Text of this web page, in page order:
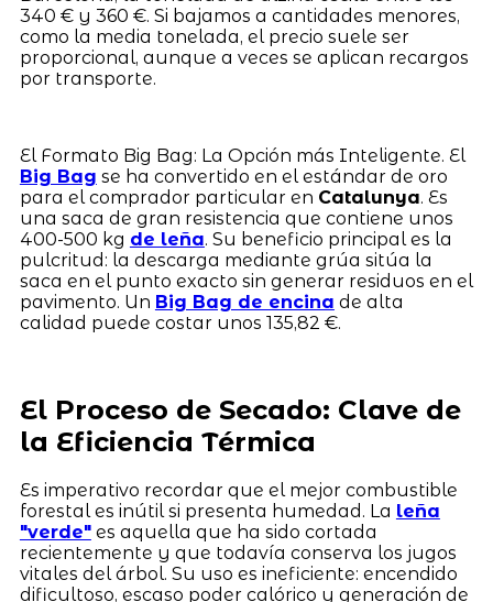
340 € y 360 €. Si bajamos a cantidades menores,
como la media tonelada, el precio suele ser
proporcional, aunque a veces se aplican recargos
por transporte.
El Formato Big Bag: La Opción más Inteligente. El
Big Bag se ha convertido en el estándar de oro
para el comprador particular en Catalunya. Es
una saca de gran resistencia que contiene unos
400-500 kg de leña. Su beneficio principal es la
pulcritud: la descarga mediante grúa sitúa la
saca en el punto exacto sin generar residuos en el
pavimento. Un Big Bag de encina de alta
calidad puede costar unos 135,82 €.
El Proceso de Secado: Clave de
la Eficiencia Térmica
Es imperativo recordar que el mejor combustible
forestal es inútil si presenta humedad. La leña
"verde"es aquella que ha sido cortada
recientemente y que todavía conserva los jugos
vitales del árbol. Su uso es ineficiente: encendido
dificultoso, escaso poder calórico y generación de